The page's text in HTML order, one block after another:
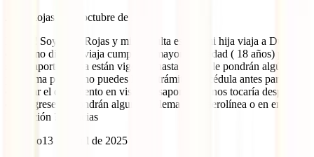
Judy Rojas 13 de octubre de 2023
Hola !! Soy Judy Rojas y mi consulta es que mi hija viaja a Dubai y
el mismo dia que viaja cumple su mayoría de edad ( 18 años) pero
su pasaporte y visa están vigentes hasta 2027 , le pondrán algún
problema porque no puedes hacer trámites de cédula antes para
cambiar el documento en visa y pasaporte , ya nos tocaría después
que regrese, le pondrán algun problema en la aerolínea o en en
Migración ?. Gracias
Antonio13 de abril de 2025